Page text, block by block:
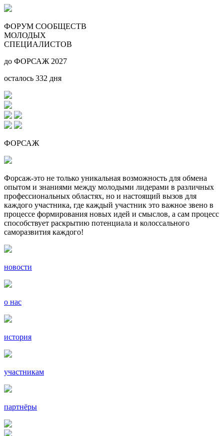
ФОРУМ СООБЩЕСТВ
МОЛОДЫХ
СПЕЦИАЛИСТОВ
до ФОРСАЖ 2027
осталось 332 дня
ФОРСАЖ
Форсаж-это не только уникальная возможность для обмена
опытом и знаниями между молодыми лидерами в различных
профессиональных областях, но и настоящий вызов для
каждого участника, где каждый участник это важное звено в
процессе формирования новых идей и смыслов, а сам процесс
способствует раскрытию потенциала и колоссального
саморазвития каждого!
новости
о нас
история
участникам
партнёры